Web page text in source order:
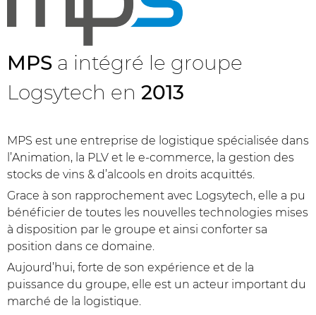
MPS a intégré le groupe
Logsytech en 2013
MPS est une entreprise de logistique spécialisée dans
l’Animation, la PLV et le e-commerce, la gestion des
stocks de vins & d’alcools en droits acquittés.
Grace à son rapprochement avec Logsytech, elle a pu
bénéficier de toutes les nouvelles technologies mises
à disposition par le groupe et ainsi conforter sa
position dans ce domaine.
Aujourd’hui, forte de son expérience et de la
puissance du groupe, elle est un acteur important du
marché de la logistique.